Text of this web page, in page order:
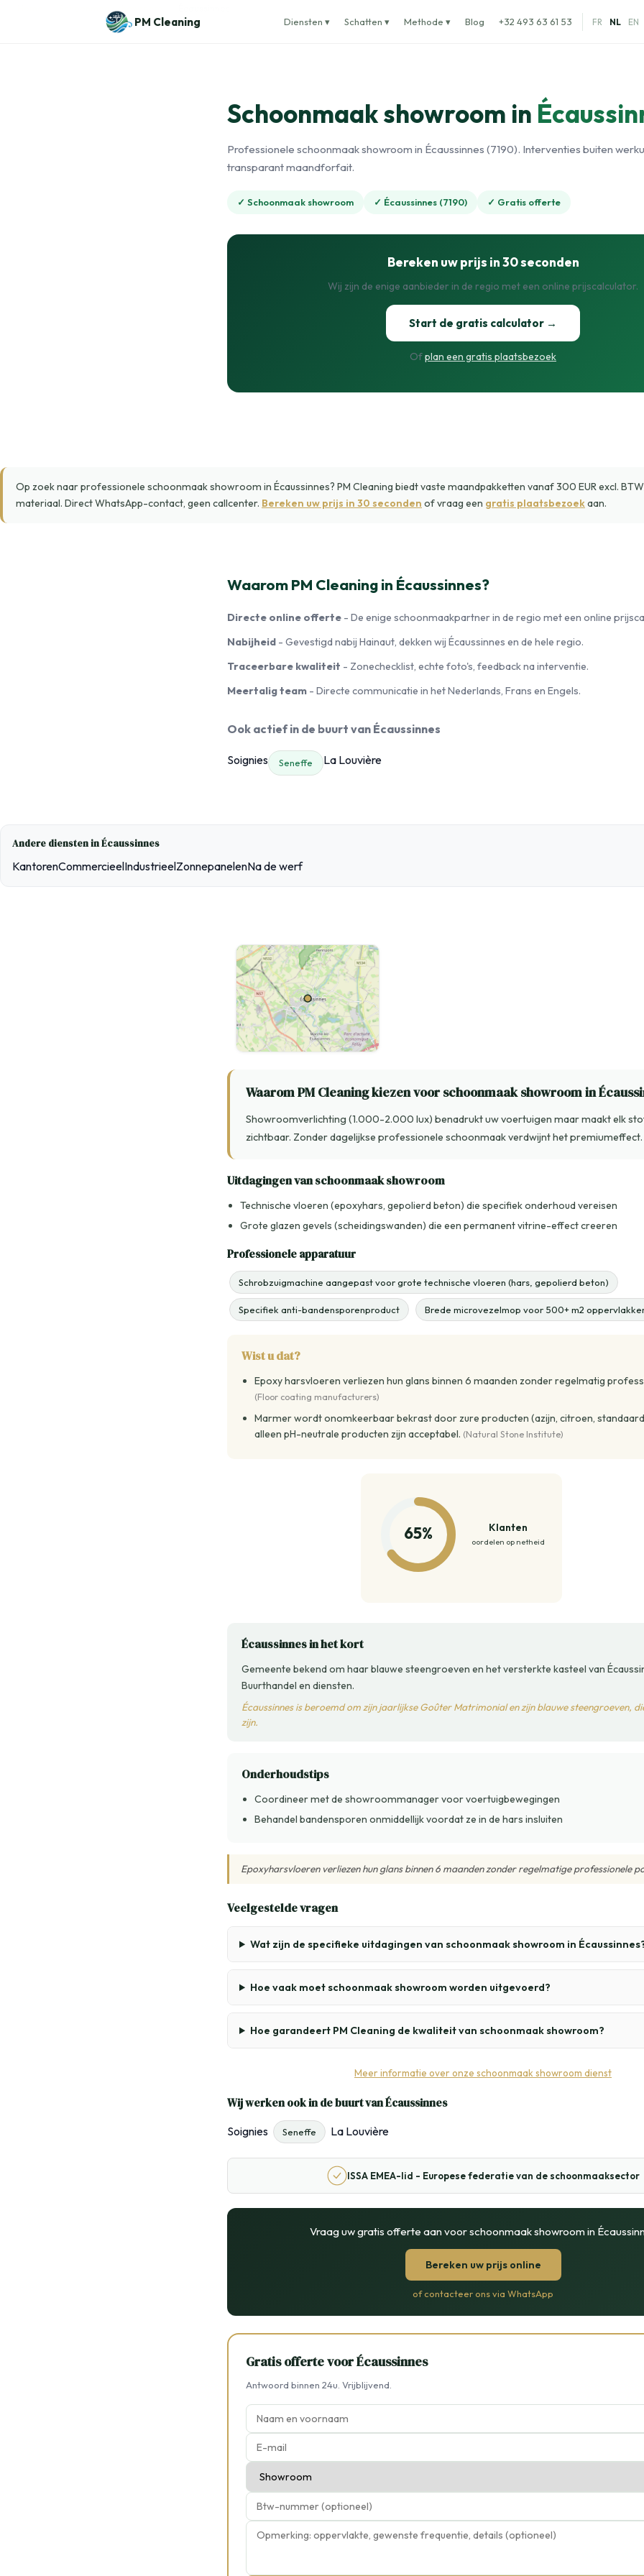
PM Cleaning Diensten ▾ Schatten ▾ Methode ▾ Blog +32 493 63 61 53 FR NL EN
Schoonmaak showroom in
Professionele schoonmaak showroom in Écaussinnes (7190). Interventies buiten
transparant maandforfait.
✓ Schoonmaak showroom ✓ Écaussinnes (7190) ✓ Gratis offerte
Bereken uw prijs in 30 seconden
Wij zijn de enige aanbieder in de regio met een online prijscalculator.
Start de gratis calculator →
Ofplan een gratis plaatsbezoek
Op zoek naar professionele schoonmaak showroom in Écaussinnes? PM Cleaning biedt vaste maandpakketten vanaf 300 EUR excl.
materiaal. Direct WhatsApp-contact, geen callcenter. Bereken uw prijs in 30 seconden of vraag een gratis plaatsbezoekaan.
Waarom PM Cleaning in Écaussinnes?
Directe online offerte - De enige schoonmaakpartner in de regio met een online
Nabijheid - Gevestigd nabij Hainaut, dekken wij Écaussinnes en de hele regio.
Traceerbare kwaliteit - Zonechecklist, echte foto's, feedback na interventie.
Meertalig team - Directe communicatie in het Nederlands, Frans en Engels.
Ook actief in de buurt van Écaussinnes
Soignies Seneffe La Louvière
Andere diensten in Écaussinnes
KantorenCommercieelIndustrieelZonnepanelenNa de werf
Waarom PM Cleaning kiezen voor schoonmaak showroom in
Showroomverlichting (1.000-2.000 lux) benadrukt uw voertuigen maar maakt elk
zichtbaar. Zonder dagelijkse professionele schoonmaak verdwijnt het premiumeffect.
Uitdagingen van schoonmaak showroom
Technische vloeren (epoxyhars, gepolierd beton) die specifiek onderhoud vereisen
Grote glazen gevels (scheidingswanden) die een permanent vitrine-effect creeren
Professionele apparatuur
Schrobzuigmachine aangepast voor grote technische vloeren (hars, gepolierd beton)
Specifiek anti-bandensporenproduct Brede microvezelmop voor 500+ m2
Wist u dat?
Epoxy harsvloeren verliezen hun glans binnen 6 maanden zonder regelmatig
(Floor coating manufacturers)
Marmer wordt onomkeerbaar bekrast door zure producten (azijn, citroen,
alleen pH-neutrale producten zijn acceptabel. (Natural Stone Institute)
65% Klanten
oordelen op netheid
Écaussinnes in het kort
Gemeente bekend om haar blauwe steengroeven en het versterkte kasteel van
Buurthandel en diensten.
Écaussinnes is beroemd om zijn jaarlijkse Goûter Matrimonial en zijn blauwe steengroeven,
zijn.
Onderhoudstips
Coordineer met de showroommanager voor voertuigbewegingen
Behandel bandensporen onmiddellijk voordat ze in de hars insluiten
Epoxyharsvloeren verliezen hun glans binnen 6 maanden zonder regelmatige professionele
Veelgestelde vragen
Wat zijn de specifieke uitdagingen van schoonmaak showroom in
Hoe vaak moet schoonmaak showroom worden uitgevoerd?
Hoe garandeert PM Cleaning de kwaliteit van schoonmaak showroom?
Meer informatie over onze schoonmaak showroom dienst
Wij werken ook in de buurt van Écaussinnes
Soignies Seneffe La Louvière
ISSA EMEA-lid - Europese federatie van de schoonmaaksector
Vraag uw gratis offerte aan voor schoonmaak showroom in
Bereken uw prijs online
of contacteer ons via WhatsApp
Gratis offerte voor Écaussinnes
Antwoord binnen 24u. Vrijblijvend.